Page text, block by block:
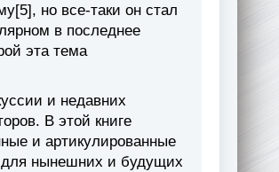
но все-таки он стал
в последнее
эта тема
и недавних
В этой книге
и артикулированные
для нынешних и будущих